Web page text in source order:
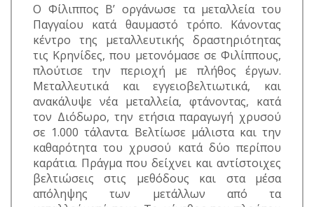
Ο Φίλιππος Β’ οργάνωσε τα μεταλλεία του
Παγγαίου κατά θαυμαστό τρόπο. Κάνοντας
κέντρο της μεταλλευτικής δραστηριότητας
τις Κρηνίδες, που μετονόμασε σε Φιλίππους,
πλούτισε την περιοχή με πλήθος έργων.
Μεταλλευτικά και εγγειοβελτιωτικά, και
ανακάλυψε νέα μεταλλεία, φτάνοντας, κατά
τον Διόδωρο, την ετήσια παραγωγή χρυσού
σε 1.000 τάλαντα. Βελτίωσε μάλιστα και την
καθαρότητα του χρυσού κατά δύο περίπου
καράτια. Πράγμα που δείχνει και αντίστοιχες
βελτιώσεις στις μεθόδους και στα μέσα
απόληψης των μετάλλων από τα